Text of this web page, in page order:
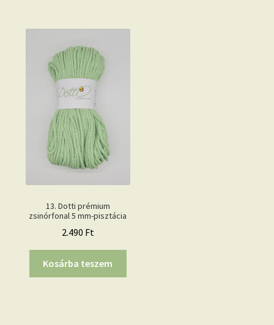
13. Dotti prémium
zsinórfonal 5 mm-pisztácia
2.490 Ft
Kosárba teszem